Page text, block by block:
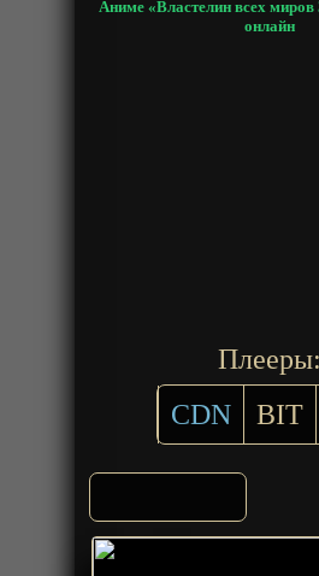
Аниме «Властелин всех
онлайн
Плееры:
CDN
BIT